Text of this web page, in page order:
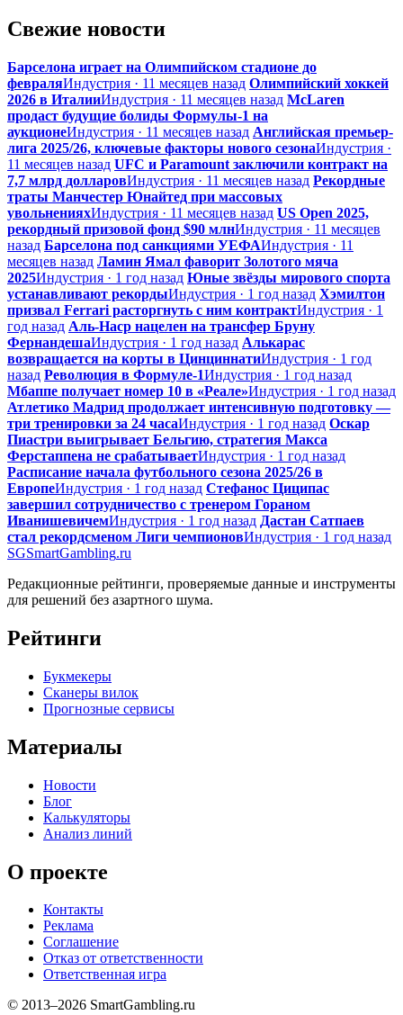
Свежие новости
Барселона играет на Олимпийском стадионе до
февраляИндустрия · 11 месяцев назад Олимпийский хоккей
2026 в ИталииИндустрия · 11 месяцев назад McLaren
продаст будущие болиды Формулы-1 на
аукционеИндустрия · 11 месяцев назад Английская премьер-
лига 2025/26, ключевые факторы нового сезонаИндустрия ·
11 месяцев назад UFC и Paramount заключили контракт на
7,7 млрд долларовИндустрия · 11 месяцев назад Рекордные
траты Манчестер Юнайтед при массовых
увольненияхИндустрия · 11 месяцев назад US Open 2025,
рекордный призовой фонд $90 млнИндустрия · 11 месяцев
назад Барселона под санкциями УЕФАИндустрия · 11
месяцев назад Ламин Ямал фаворит Золотого мяча
2025Индустрия · 1 год назад Юные звёзды мирового спорта
устанавливают рекордыИндустрия · 1 год назад Хэмилтон
призвал Ferrari расторгнуть с ним контрактИндустрия · 1
год назад Аль-Наср нацелен на трансфер Бруну
ФернандешаИндустрия · 1 год назад Алькарас
возвращается на корты в ЦинциннатиИндустрия · 1 год
назад Революция в Формуле-1Индустрия · 1 год назад
Мбаппе получает номер 10 в «Реале»Индустрия · 1 год назад
Атлетико Мадрид продолжает интенсивную подготовку —
три тренировки за 24 часаИндустрия · 1 год назад Оскар
Пиастри выигрывает Бельгию, стратегия Макса
Ферстаппена не срабатываетИндустрия · 1 год назад
Расписание начала футбольного сезона 2025/26 в
ЕвропеИндустрия · 1 год назад Стефанос Циципас
завершил сотрудничество с тренером Гораном
ИванишевичемИндустрия · 1 год назад Дастан Сатпаев
стал рекордсменом Лиги чемпионовИндустрия · 1 год назад
SGSmartGambling.ru
Редакционные рейтинги, проверяемые данные и инструменты
для решений без азартного шума.
Рейтинги
Букмекеры
Сканеры вилок
Прогнозные сервисы
Материалы
Новости
Блог
Калькуляторы
Анализ линий
О проекте
Контакты
Реклама
Соглашение
Отказ от ответственности
Ответственная игра
© 2013–2026 SmartGambling.ru